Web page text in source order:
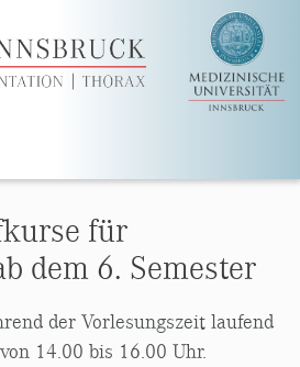
für
dem 6. Semester
der Vorlesungszeit laufend
14.00 bis 16.00 Uhr.